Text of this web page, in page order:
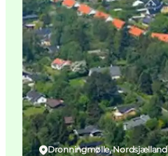
Dronningmølle, Nordsjælland